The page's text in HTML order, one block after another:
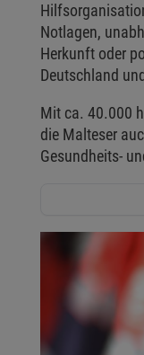
Notlagen,
Herkunft oder
Deutschland
Mit ca. 40.000
die Malteser
Gesundheits-